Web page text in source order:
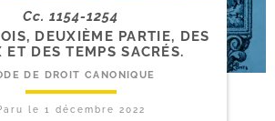
Cc. 1154-1254
DEUXIÈME PARTIE, DES
ET DES TEMPS SACRÉS.
DE DROIT CANONIQUE
le 1 décembre 2022